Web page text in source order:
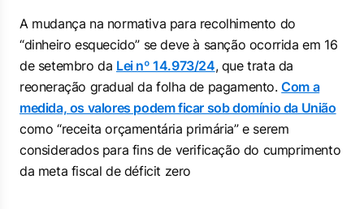
A mudança na normativa para recolhimento do
“dinheiro esquecido” se deve à sanção ocorrida em 16
de setembro da Lei nº 14.973/24, que trata da
reoneração gradual da folha de pagamento.Com a
medida, os valores podem ficar sob domínio da União
como “receita orçamentária primária” e serem
considerados para fins de verificação do cumprimento
da meta fiscal de déficit zero